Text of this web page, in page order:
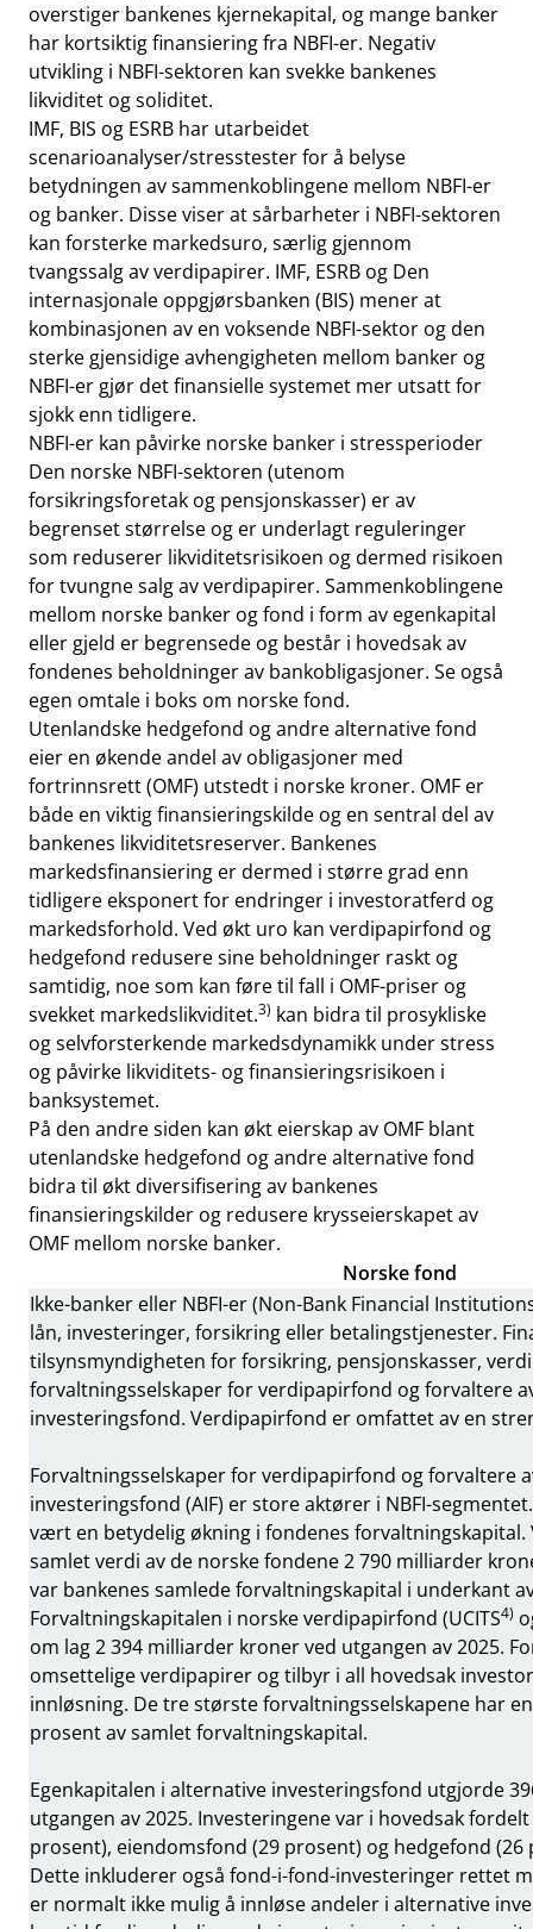
overstiger bankenes kjernekapital, og mange banker
har kortsiktig finansiering fra NBFI-er. Negativ
utvikling i NBFI-sektoren kan svekke bankenes
likviditet og soliditet.
IMF, BIS og ESRB har utarbeidet
scenarioanalyser/stresstester for å belyse
betydningen av sammenkoblingene mellom NBFI-er
og banker. Disse viser at sårbarheter i NBFI-sektoren
kan forsterke markedsuro, særlig gjennom
tvangssalg av verdipapirer. IMF, ESRB og Den
internasjonale oppgjørsbanken (BIS) mener at
kombinasjonen av en voksende NBFI-sektor og den
sterke gjensidige avhengigheten mellom banker og
NBFI-er gjør det finansielle systemet mer utsatt for
sjokk enn tidligere.
NBFI-er kan påvirke norske banker i stressperioder
Den norske NBFI-sektoren (utenom
forsikringsforetak og pensjonskasser) er av
begrenset størrelse og er underlagt reguleringer
som reduserer likviditetsrisikoen og dermed risikoen
for tvungne salg av verdipapirer. Sammenkoblingene
mellom norske banker og fond i form av egenkapital
eller gjeld er begrensede og består i hovedsak av
fondenes beholdninger av bankobligasjoner. Se også
egen omtale i boks om norske fond.
Utenlandske hedgefond og andre alternative fond
eier en økende andel av obligasjoner med
fortrinnsrett (OMF) utstedt i norske kroner. OMF er
både en viktig finansieringskilde og en sentral del av
bankenes likviditetsreserver. Bankenes
markedsfinansiering er dermed i større grad enn
tidligere eksponert for endringer i investoratferd og
markedsforhold. Ved økt uro kan verdipapirfond og
hedgefond redusere sine beholdninger raskt og
samtidig, noe som kan føre til fall i OMF-priser og
svekket markedslikviditet.3) kan bidra til prosykliske
og selvforsterkende markedsdynamikk under stress
og påvirke likviditets- og finansieringsrisikoen i
banksystemet.
På den andre siden kan økt eierskap av OMF blant
utenlandske hedgefond og andre alternative fond
bidra til økt diversifisering av bankenes
finansieringskilder og redusere krysseierskapet av
OMF mellom norske banker.
Norske fond
Ikke-banker eller NBFI-er (Non-Bank Financial
lån, investeringer, forsikring eller betalingstjenester.
tilsynsmyndigheten for forsikring, pensjonskasser,
forvaltningsselskaper for verdipapirfond og forvaltere
investeringsfond. Verdipapirfond er omfattet av en
Forvaltningsselskaper for verdipapirfond og forvaltere
investeringsfond (AIF) er store aktører i NBFI-
vært en betydelig økning i fondenes forvaltningskapital.
samlet verdi av de norske fondene 2 790 milliarder
var bankenes samlede forvaltningskapital i underkant
Forvaltningskapitalen i norske verdipapirfond (UCITS4)
om lag 2 394 milliarder kroner ved utgangen av 2025.
omsettelige verdipapirer og tilbyr i all hovedsak
innløsning. De tre største forvaltningsselskapene har
prosent av samlet forvaltningskapital.
Egenkapitalen i alternative investeringsfond utgjorde
utgangen av 2025. Investeringene var i hovedsak
prosent), eiendomsfond (29 prosent) og hedgefond (26
Dette inkluderer også fond-i-fond-investeringer rettet
er normalt ikke mulig å innløse andeler i alternative